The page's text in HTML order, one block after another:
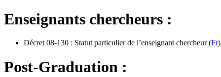
Enseignants chercheurs :
Décret 08-130 : Statut particulier de l’enseignant chercheur (Fr)
Post-Graduation :